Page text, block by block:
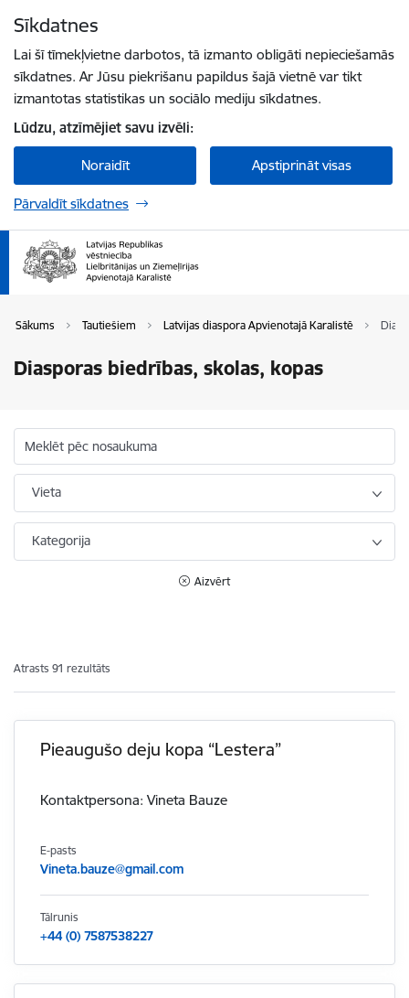
Sīkdatnes
Lai šī tīmekļvietne darbotos, tā izmanto obligāti nepieciešamās
sīkdatnes. Ar Jūsu piekrišanu papildus šajā vietnē var tikt
izmantotas statistikas un sociālo mediju sīkdatnes.
Lūdzu, atzīmējiet savu izvēli:
Noraidīt Apstiprināt visas
Pārvaldīt sīkdatnes
Sākums Tautiešiem Latvijas diaspora Apvienotajā Karalistē
Diasporas biedrības, skolas, kopas
Meklēt pēc nosaukuma
Vieta
Kategorija
Aizvērt
Atrasts 91 rezultāts
Pieaugušo deju kopa “Lestera”
Kontaktpersona: Vineta Bauze
E-pasts
Vineta.bauze@gmail.com
Tālrunis
+44 (0) 7587538227